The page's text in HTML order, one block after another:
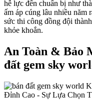
hễ lực đến chuẩn bị như
ấm áp cúng lâu nhiều năm
sức thi công đồng đội
khỏe khoắn.
An Toàn & Bảo
đất gem sky